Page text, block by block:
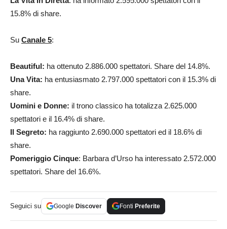
15.8% di share.
Su Canale 5:
Beautiful: ha ottenuto 2.886.000 spettatori. Share del 14.8%.
Una Vita: ha entusiasmato 2.797.000 spettatori con il 15.3% di
share.
Uomini e Donne: il trono classico ha totalizza 2.625.000
spettatori e il 16.4% di share.
Il Segreto: ha raggiunto 2.690.000 spettatori ed il 18.6% di
share.
Pomeriggio Cinque: Barbara d’Urso ha interessato 2.572.000
spettatori. Share del 16.6%.
Seguici su Google Discover Fonti Preferite